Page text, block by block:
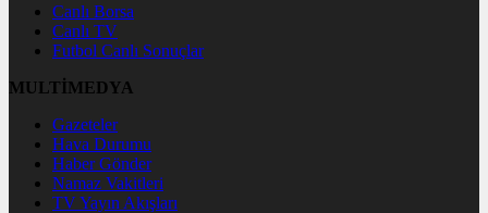
Canlı Borsa
Canlı TV
Futbol Canlı Sonuçlar
MULTİMEDYA
Gazeteler
Hava Durumu
Haber Gönder
Namaz Vakitleri
TV Yayın Akışları